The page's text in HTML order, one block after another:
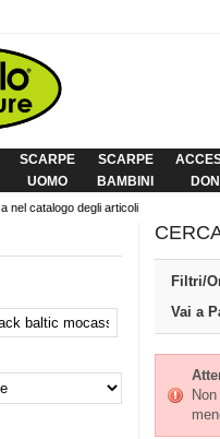
SCARPE
UOMO
SCARPE
BAMBINI
nel catalogo degli articoli
Filtri/
Vai a